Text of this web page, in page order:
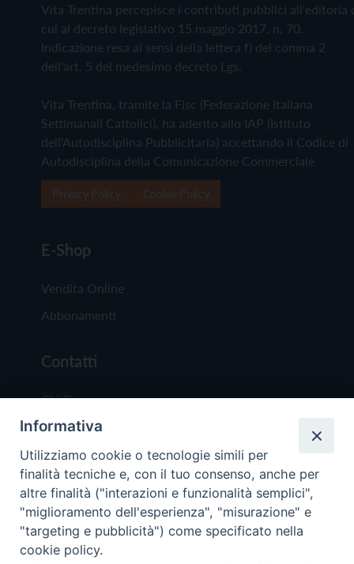
Vita Trentina percepisce i contributi pubblici all'editoria
cui al decreto legislativo 15 maggio 2017, n. 70.
Indicazione resa ai sensi della lettera f) del comma 2
dell'art. 5 del medesimo decreto Lgs.
Vita Trentina, tramite la Fisc (Federazione Italiana
Settimanali Cattolici), ha aderito allo IAP (Istituto
dell'Autodisciplina Pubblicitaria) accettando il Codice di
Autodisciplina della Comunicazione Commerciale
E-Shop
Vendita Online
Abbonamenti
Contatti
Chi Siamo
Redazione
Scrivici
Copyright © 2019 - Tutti i diritti riservati - Vita
Informativa
Utilizziamo cookie o tecnologie simili per
finalità tecniche e, con il tuo consenso, anche per
altre finalità ("interazioni e funzionalità semplici",
"miglioramento dell'esperienza", "misurazione" e
"targeting e pubblicità") come specificato nella
cookie policy.